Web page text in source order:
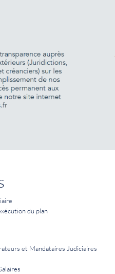
du plan
et Mandataires Judiciaires